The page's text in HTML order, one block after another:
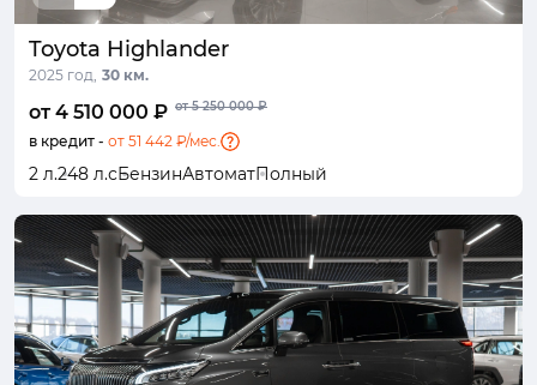
Voyah
Wey
Москвич
УАЗ
Toyota Highlander
2025 год, 30 км.
от 4 510 000 ₽ от 5 250 000 ₽
в кредит - от 51 442 ₽/мес.
2 л.248 л.сБензинАвтоматПолный